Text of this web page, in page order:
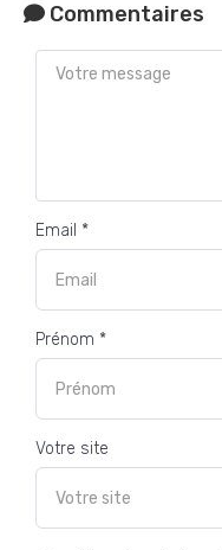
Commentaires
Email *
Prénom *
Votre site